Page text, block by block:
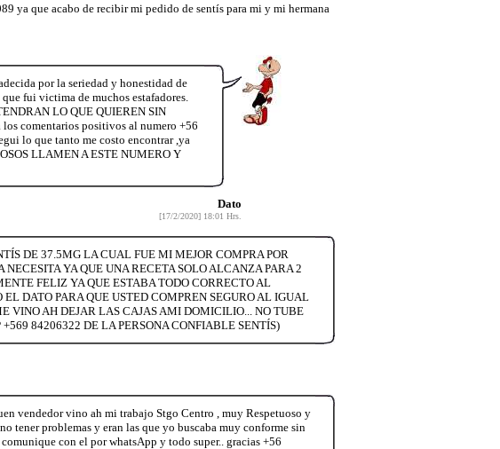
ya que acabo de recibir mi pedido de sentís para mi y mi hermana
por la seriedad y honestidad de
fui victima de muchos estafadores.
LO QUE QUIEREN SIN
comentarios positivos al numero +56
lo que tanto me costo encontrar ,ya
LLAMEN A ESTE NUMERO Y
Dato
[17/2/2020] 18:01 Hrs.
DE 37.5MG LA CUAL FUE MI MEJOR COMPRA POR
YA QUE UNA RECETA SOLO ALCANZA PARA 2
FELIZ YA QUE ESTABA TODO CORRECTO AL
DATO PARA QUE USTED COMPREN SEGURO AL IGUAL
VINO AH DEJAR LAS CAJAS AMI DOMICILIO... NO TUBE
84206322 DE LA PERSONA CONFIABLE SENTÍS)
vendedor vino ah mi trabajo Stgo Centro , muy Respetuoso y
tener problemas y eran las que yo buscaba muy conforme sin
con el por whatsApp y todo super.. gracias +56